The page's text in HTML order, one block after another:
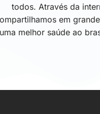
todos. Através da
em
uma melhor saúde ao